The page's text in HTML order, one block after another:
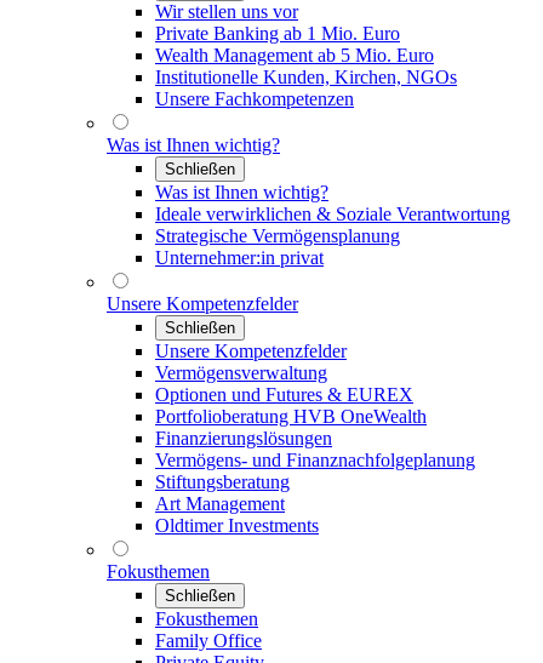
Wir stellen uns vor
Private Banking ab 1 Mio. Euro
Wealth Management ab 5 Mio. Euro
Institutionelle Kunden, Kirchen, NGOs
Unsere Fachkompetenzen
Was ist Ihnen wichtig?
Schließen
Was ist Ihnen wichtig?
Ideale verwirklichen & Soziale Verantwortung
Strategische Vermögensplanung
Unternehmer:in privat
Unsere Kompetenzfelder
Schließen
Unsere Kompetenzfelder
Vermögensverwaltung
Optionen und Futures & EUREX
Portfolioberatung HVB OneWealth
Finanzierungslösungen
Vermögens- und Finanznachfolgeplanung
Stiftungsberatung
Art Management
Oldtimer Investments
Fokusthemen
Schließen
Fokusthemen
Family Office